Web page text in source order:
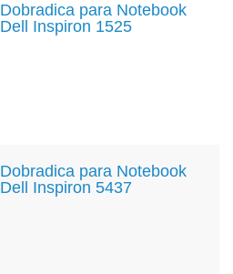
Dobradica para Notebook
Dell Inspiron 1525
Dobradica para Notebook
Dell Inspiron 5437